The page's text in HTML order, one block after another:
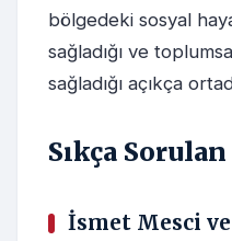
bölgedeki sosyal
sağladığı ve
sağladığı açıkça
Sıkça
İsmet Mesci